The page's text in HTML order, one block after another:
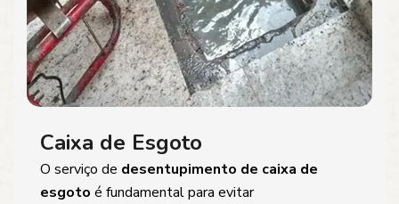
Caixa de Esgoto
O serviço de desentupimento de caixa de
esgoto é fundamental para evitar